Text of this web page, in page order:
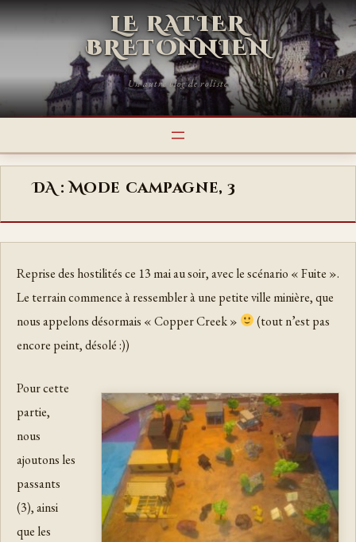
LE RATIER
BRETONNIEN
Un autre blog de roliste
DA : Mode campagne, 3
Reprise des hostilités ce 13 mai au soir, avec le scénario « Fuite ».
Le terrain commence à ressembler à une petite ville minière, que
nous appelons désormais « Copper Creek »
(tout n’est pas
encore peint, désolé :))
Pour cette
partie,
nous
ajoutons les
passants
(3), ainsi
que les